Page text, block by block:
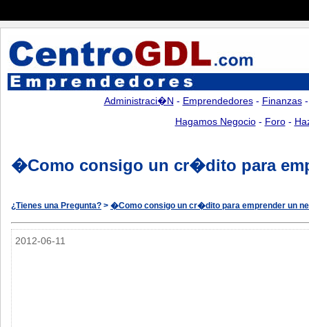
Administraci�n - Emprendedores- Finanzas
Hagamos Negocio- Foro-
�Como consigo un cr�dito para
¿Tienes una Pregunta? > �Como consigo un cr�dito para emprender un
2012-06-11